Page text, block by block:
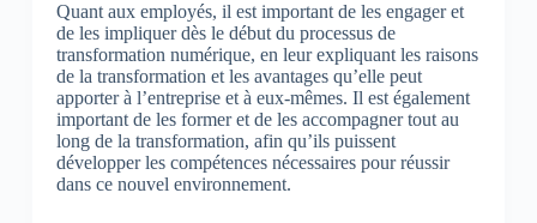
Quant aux employés, il est important de les engager et
de les impliquer dès le début du processus de
transformation numérique, en leur expliquant les raisons
de la transformation et les avantages qu’elle peut
apporter à l’entreprise et à eux-mêmes. Il est également
important de les former et de les accompagner tout au
long de la transformation, afin qu’ils puissent
développer les compétences nécessaires pour réussir
dans ce nouvel environnement.